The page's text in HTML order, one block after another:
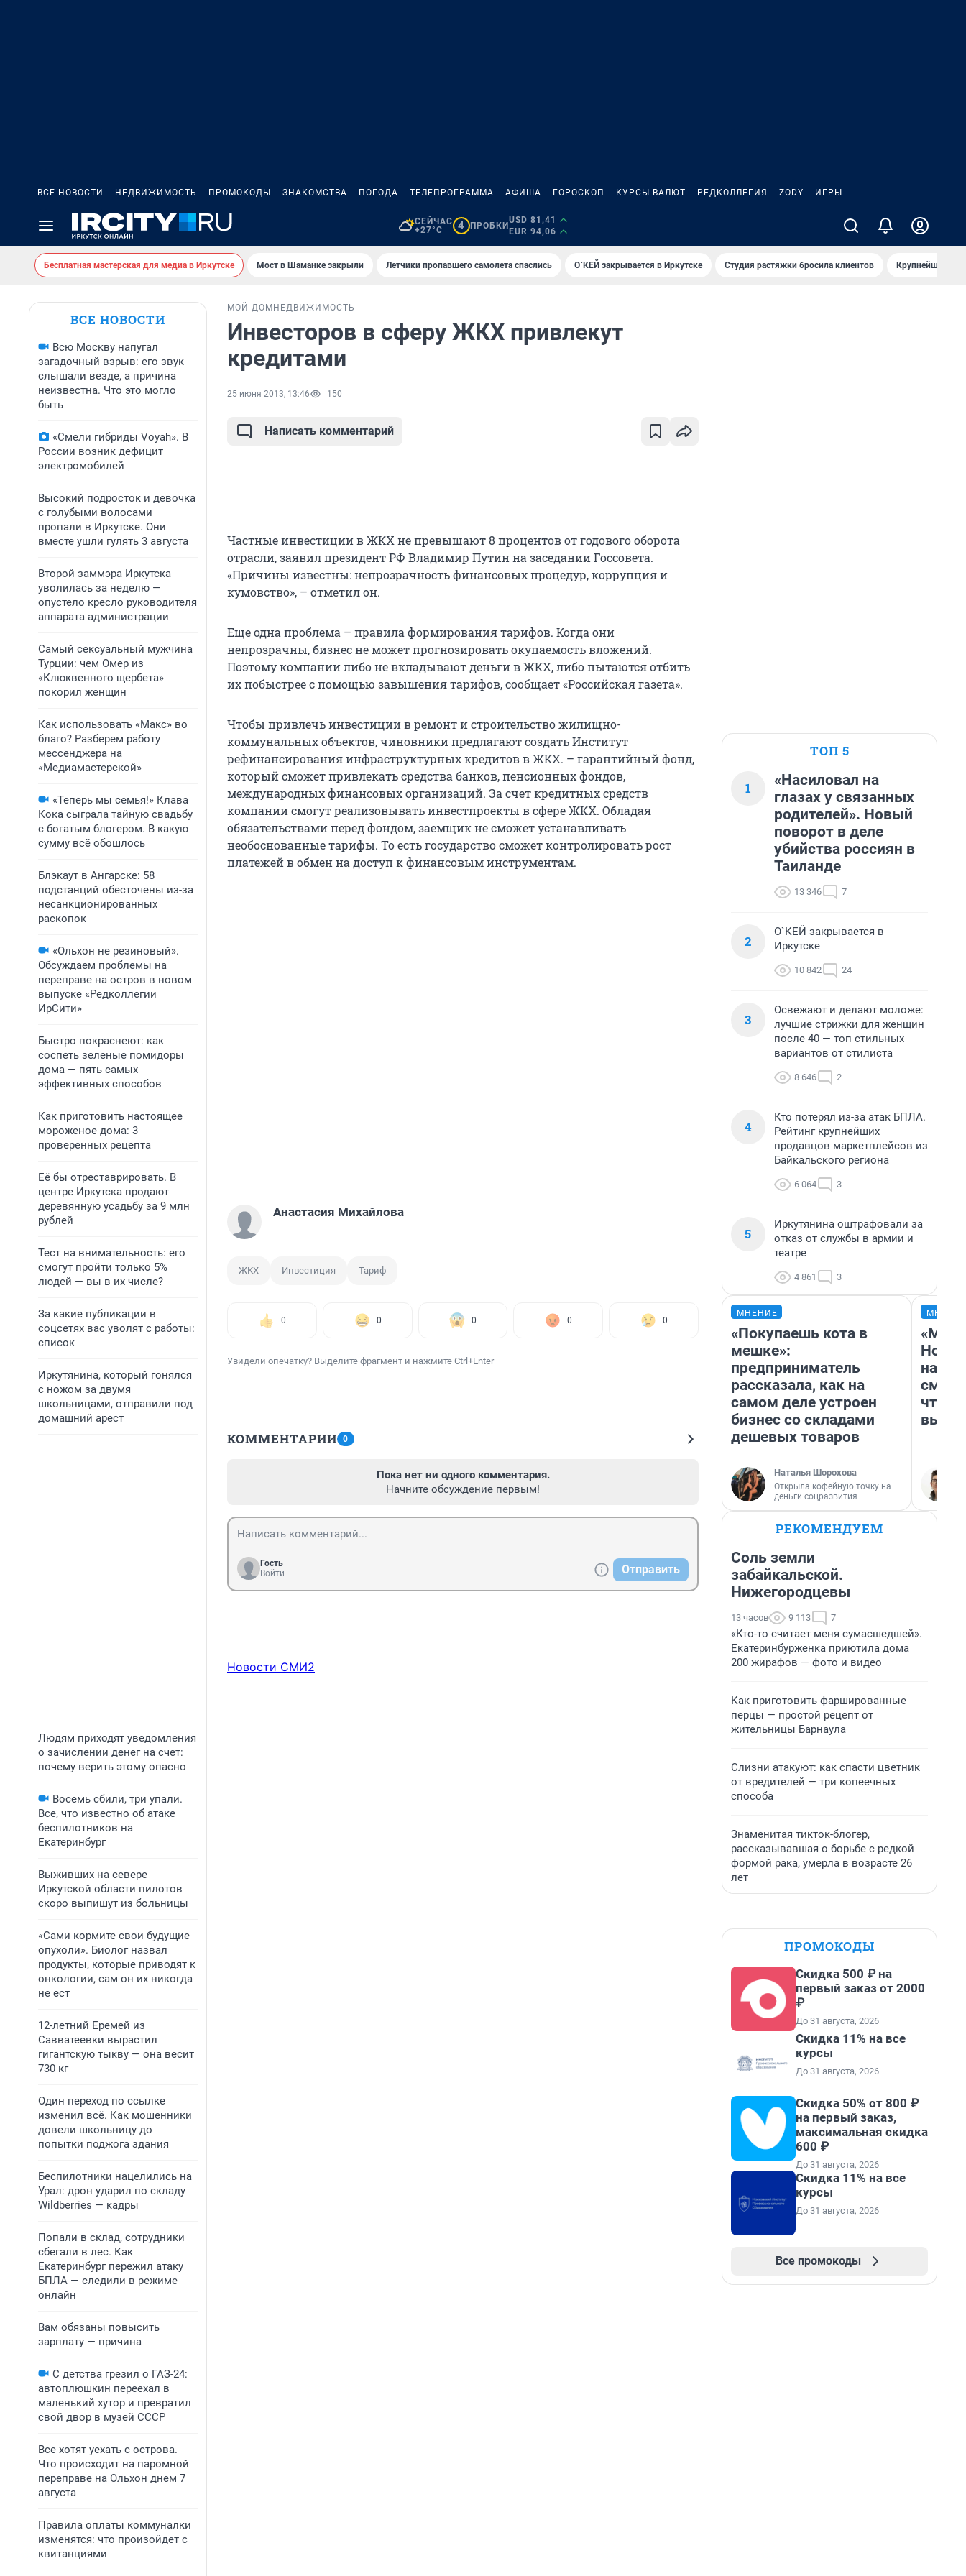
ВСЕ НОВОСТИ НЕДВИЖИМОСТЬ ПРОМОКОДЫ ЗНАКОМСТВА ПОГОДА ТЕЛЕПРОГРАММА АФИША ГОРОСКОП КУРСЫ ВАЛЮТ РЕДКОЛЛЕГИЯ ZODY ИГРЫ
СЕЙЧАС
+27°C
4 ПРОБКИ
USD 81,41
EUR 94,06
Бесплатная мастерская для медиа в Иркутске Мост в Шаманке закрыли Летчики пропавшего самолета спаслись О`КЕЙ закрывается в Иркутске Студия растяжки бросила клиентов Крупнейшие
ВСЕ НОВОСТИ
Всю Москву напугал
загадочный взрыв: его звук
слышали везде, а причина
неизвестна. Что это могло
быть
«Смели гибриды Voyah». В
России возник дефицит
электромобилей
Высокий подросток и девочка
с голубыми волосами
пропали в Иркутске. Они
вместе ушли гулять 3 августа
Второй заммэра Иркутска
уволилась за неделю —
опустело кресло руководителя
аппарата администрации
Самый сексуальный мужчина
Турции: чем Омер из
«Клюквенного щербета»
покорил женщин
Как использовать «Макс» во
благо? Разберем работу
мессенджера на
«Медиамастерской»
«Теперь мы семья!» Клава
Кока сыграла тайную свадьбу
с богатым блогером. В какую
сумму всё обошлось
Блэкаут в Ангарске: 58
подстанций обесточены из-за
несанкционированных
раскопок
«Ольхон не резиновый».
Обсуждаем проблемы на
переправе на остров в новом
выпуске «Редколлегии
ИрСити»
Быстро покраснеют: как
соспеть зеленые помидоры
дома — пять самых
эффективных способов
Как приготовить настоящее
мороженое дома: 3
проверенных рецепта
Её бы отреставрировать. В
центре Иркутска продают
деревянную усадьбу за 9 млн
рублей
Тест на внимательность: его
смогут пройти только 5%
людей — вы в их числе?
За какие публикации в
соцсетях вас уволят с работы:
список
Иркутянина, который гонялся
с ножом за двумя
школьницами, отправили под
домашний арест
Людям приходят уведомления
о зачислении денег на счет:
почему верить этому опасно
Восемь сбили, три упали.
Все, что известно об атаке
беспилотников на
Екатеринбург
Выживших на севере
Иркутской области пилотов
скоро выпишут из больницы
«Сами кормите свои будущие
опухоли». Биолог назвал
продукты, которые приводят к
онкологии, сам он их никогда
не ест
12-летний Еремей из
Савватеевки вырастил
гигантскую тыкву — она весит
730 кг
Один переход по ссылке
изменил всё. Как мошенники
довели школьницу до
попытки поджога здания
Беспилотники нацелились на
Урал: дрон ударил по складу
Wildberries — кадры
Попали в склад, сотрудники
сбегали в лес. Как
Екатеринбург пережил атаку
БПЛА — следили в режиме
онлайн
Вам обязаны повысить
зарплату — причина
С детства грезил о ГАЗ-24:
автоплюшкин переехал в
маленький хутор и превратил
свой двор в музей СССР
Все хотят уехать с острова.
Что происходит на паромной
переправе на Ольхон днем 7
августа
Правила оплаты коммуналки
изменятся: что произойдет с
квитанциями
МОЙ ДОМ НЕДВИЖИМОСТЬ
Инвесторов в сферу ЖКХ привлекут
кредитами
25 июня 2013, 13:46 150
Написать комментарий
Частные инвестиции в ЖКХ не превышают 8 процентов от годового оборота
отрасли, заявил президент РФ Владимир Путин на заседании Госсовета.
«Причины известны: непрозрачность финансовых процедур, коррупция и
кумовство», – отметил он.
Еще одна проблема – правила формирования тарифов. Когда они
непрозрачны, бизнес не может прогнозировать окупаемость вложений.
Поэтому компании либо не вкладывают деньги в ЖКХ, либо пытаются отбить
их побыстрее с помощью завышения тарифов, сообщает «Российская газета».
Чтобы привлечь инвестиции в ремонт и строительство жилищно-
коммунальных объектов, чиновники предлагают создать Институт
рефинансирования инфраструктурных кредитов в ЖКХ. – гарантийный фонд,
который сможет привлекать средства банков, пенсионных фондов,
международных финансовых организаций. За счет кредитных средств
компании смогут реализовывать инвестпроекты в сфере ЖКХ. Обладая
обязательствами перед фондом, заемщик не сможет устанавливать
необоснованные тарифы. То есть государство сможет контролировать рост
платежей в обмен на доступ к финансовым инструментам.
Анастасия Михайлова
ЖКХ Инвестиция Тариф
0 0 0 0 0
Увидели опечатку? Выделите фрагмент и нажмите Ctrl+Enter
КОММЕНТАРИИ 0
Пока нет ни одного комментария.
Начните обсуждение первым!
Гость
Войти
Отправить
Новости СМИ2
ТОП 5
1
«Насиловал на
глазах у связанных
родителей». Новый
поворот в деле
убийства россиян в
Таиланде
13 346 7
2
О`КЕЙ закрывается в
Иркутске
10 842 24
3
Освежают и делают моложе:
лучшие стрижки для женщин
после 40 — топ стильных
вариантов от стилиста
8 646 2
4
Кто потерял из-за атак БПЛА.
Рейтинг крупнейших
продавцов маркетплейсов из
Байкальского региона
6 064 3
5
Иркутянина оштрафовали за
отказ от службы в армии и
театре
4 861 3
МНЕНИЕ
«Покупаешь кота в
мешке»:
предприниматель
рассказала, как на
самом деле устроен
бизнес со складами
дешевых товаров
Наталья Шорохова
Открыла кофейную точку на
деньги соцразвития
«Мы
РЕКОМЕНДУЕМ
Соль земли
забайкальской.
Нижегородцевы
13 часов 9 113 7
«Кто-то считает меня сумасшедшей».
Екатеринбурженка приютила дома
200 жирафов — фото и видео
Как приготовить фаршированные
перцы — простой рецепт от
жительницы Барнаула
Слизни атакуют: как спасти цветник
от вредителей — три копеечных
способа
Знаменитая тикток-блогер,
рассказывавшая о борьбе с редкой
формой рака, умерла в возрасте 26
лет
ПРОМОКОДЫ
Скидка 500 ₽ на
первый заказ от 2000
₽
До 31 августа, 2026
Скидка 11% на все
курсы
До 31 августа, 2026
Скидка 50% от 800 ₽
на первый заказ,
максимальная скидка
600 ₽
До 31 августа, 2026
Скидка 11% на все
курсы
До 31 августа, 2026
Все промокоды